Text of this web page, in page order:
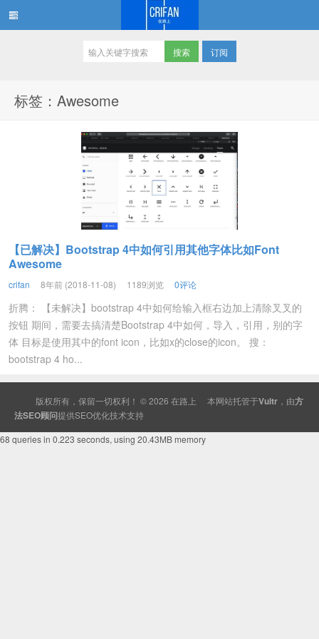
订阅
标签：Awesome
【已解决】Bootstrap 4中如何引用其他字体比如Font
Awesome
crifan 8年前 (2018-11-08) 1189浏览 0评论
折腾： 【未解决】bootstrap 4中如何给输入框右边加上清除叉叉的
按钮 期间，需要去搞清楚Bootstrap 4中如何，导入，引用，别的字
体 目标是使用其中的font icon，比如x的close的icon。 搜：
bootstrap 4 ho...
版权所有，保留一切权利！ © 2026 在路上 本网站托管于Vultr ，由方
法SEO顾问提供SEO优化技术支持
68 queries in 0.223 seconds, using 20.43MB memory